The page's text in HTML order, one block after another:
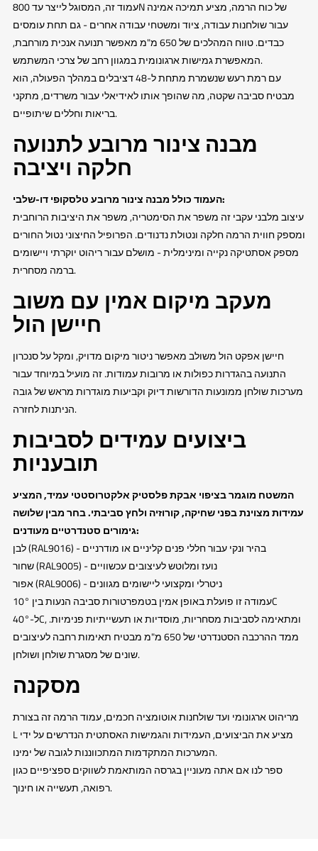
עמוד זה, המסוגל לייצר עד 800N של כוח הרמה, מציע תמיכה אמינה
עבור שולחנות עבודה, ציוד ומשטחי עבודה אחרים - גם תחת עומסים
כבדים. טווח המהלכים של 650 מ"מ מאפשר תנועה אנכית מורחבת,
המאפשרת גמישות ארגונומית במגוון רחב של צרכי המשתמש.
עם רמת רעש שנשמרת מתחת ל-48 דציבלים במהלך הפעולה, הוא
מבטיח סביבה שקטה, מה שהופך אותו לאידיאלי עבור משרדים, מתקני
בריאות וחללים שיתופיים.
מבנה צינור מרובע לתנועה
חלקה ויציבה
העמוד כולל מבנה צינור מרובע טלסקופי דו-שלבי:
עיצוב מלבני עקבי זה משפר את הסימטריה, משפר את היציבות הרוחבית
ומספק חווית הרמה חלקה ונטולת נדנודים. הפרופיל החיצוני נטול החורים
מספק אסתטיקה נקייה ומינימלית - מושלם עבור ריהוט יוקרתי ויישומים
ברמה מסחרית.
מעקב מיקום אמין עם משוב
חיישן הול
חיישן אפקט הול משולב מאפשר ניטור מיקום מדויק, ומקל על סנכרון
התנועה בהגדרות כפולות או מרובות עמודות. זה מועיל במיוחד עבור
מערכות שולחן ממונעות הדורשות דיוק וקביעות מוגדרות מראש של גובה
הניתנות לחזרה.
ביצועים עמידים לסביבות
תובעניות
המשטח מוגמר בציפוי אבקת פלסטיק אלקטרוסטטי עמיד, המציע
עמידות מצוינת בפני שחיקה, קורוזיה ולחץ סביבתי. בחר מבין שלושה
גימורים סטנדרטיים מעודנים:
לבן (RAL9016) - בהיר ונקי עבור חללי פנים קליניים או מודרניים
שחור (RAL9005) - נועז ומלוטש לעיצובים עכשוויים
אפור (RAL9006) - ניטרלי ומקצועי ליישומים מגוונים
עמודה זו פועלת באופן אמין בטמפרטורות סביבה הנעות בין 10°C
ל-40°C, ומתאימה לסביבות מסחריות, מוסדיות או תעשייתיות פנימיות.
ממד ההרכבה הסטנדרטי של 650 מ"מ מבטיח תאימות רחבה לעיצובים
שונים של מסגרת שולחן ושולחן.
מסקנה
מריהוט ארגונומי ועד שולחנות אוטומציה חכמים, עמוד הרמה זה בצורת
L מציע את הביצועים, העמידות והגמישות האסתטית הנדרשים על ידי
המערכות המתקדמות המתכווננות לגובה של ימינו.
ספר לנו אם אתה מעוניין בגרסה המותאמת לשווקים ספציפיים כגון
רפואה, תעשייה או חינוך.